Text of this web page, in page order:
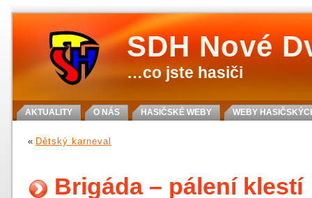
SDH Nové
…co jste hasiči
AKTUALITY O NÁS HASIČSKÉ WEBY WEBY
« Dětský karneval
Brigáda – pálení klestí